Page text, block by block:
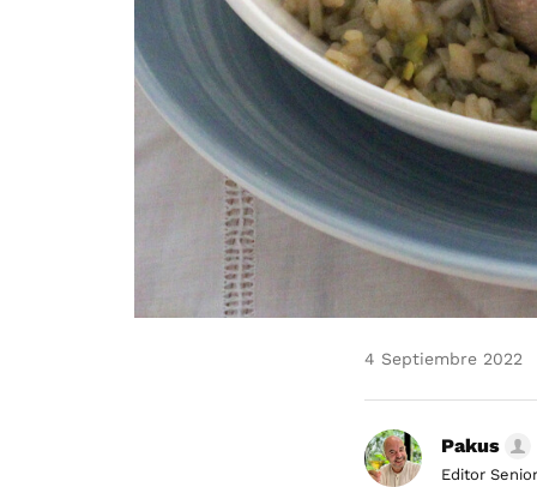
4 Septiembre 2022
Pakus
Editor Senior